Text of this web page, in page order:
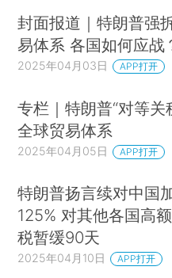
封面报道｜特朗普强
易体系 各国如何应战
2025年04月03日 APP打开
专栏｜特朗普“对等关
全球贸易体系
2025年04月05日 APP打开
特朗普扬言续对中国
125% 对其他各国高
税暂缓90天
2025年04月10日 APP打开